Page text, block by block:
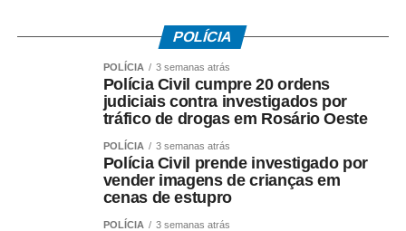
POLÍCIA
POLÍCIA 3 semanas atrás
Polícia Civil cumpre 20 ordens
judiciais contra investigados por
tráfico de drogas em Rosário Oeste
POLÍCIA 3 semanas atrás
Polícia Civil prende investigado por
vender imagens de crianças em
cenas de estupro
POLÍCIA 3 semanas atrás